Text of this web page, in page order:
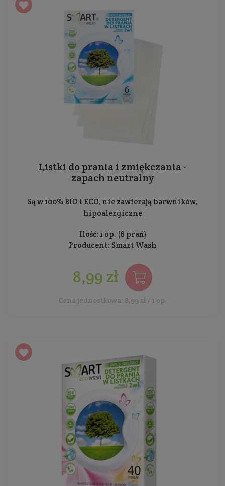
Listki do prania i zmiękczania -
zapach neutralny
Są w 100% BIO i ECO, nie zawierają barwników,
hipoalergiczne
Ilość: 1 op. (6 prań)
Producent: Smart Wash
8,99 zł
Cena jednostkowa: 8,99 zł / 1 op.